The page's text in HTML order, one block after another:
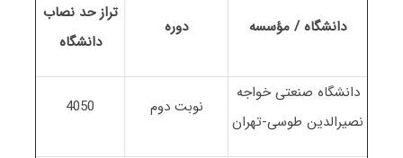
دانشگاه / مؤسسه دوره
تراز حد نصاب
دانشگاه
دانشگاه صنعتی خواجه
نصیرالدین طوسی-تهران
نوبت دوم 4050